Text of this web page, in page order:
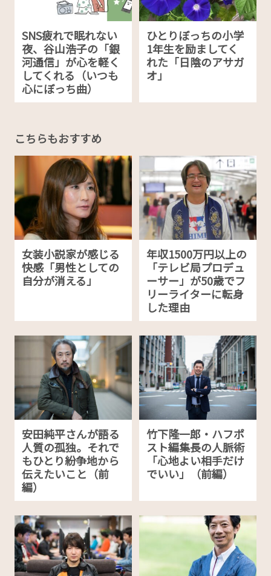
SNS疲れで眠れない
夜、谷山浩子の「銀
河通信」が心を軽く
してくれる（いつも
心にぼっち曲）
ひとりぼっちの小学
1年生を励ましてく
れた「日陰のアサガ
オ」
こちらもおすすめ
女装小説家が感じる
快感「男性としての
自分が消える」
年収1500万円以上の
「テレビ局プロデュ
ーサー」が50歳でフ
リーライターに転身
した理由
安田純平さんが語る
人質の孤独。それで
もひとり紛争地から
伝えたいこと（前
編）
竹下隆一郎・ハフポ
スト編集長の人脈術
「心地よい相手だけ
でいい」（前編）